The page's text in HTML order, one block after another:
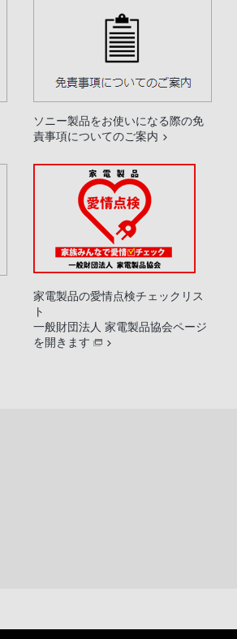
ソニー製品をお使いになる際の免
責事項についてのご案内
家電製品の愛情点検チェックリス
ト
一般財団法人 家電製品協会ページ
を開きます